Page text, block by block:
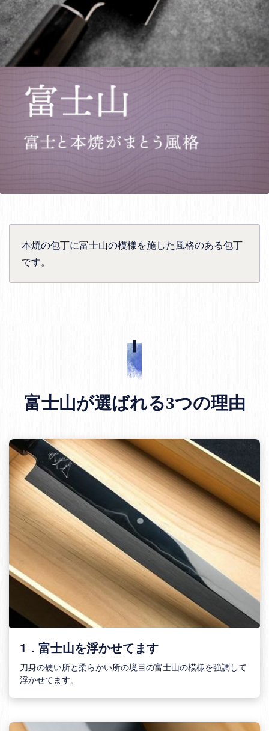
本焼の包丁に富士山の模様を施した風格のある包丁
です。
富士山が選ばれる3つの理由
1．富士山を浮かせてます
刀身の硬い所と柔らかい所の境目の富士山の模様を強調して
浮かせてます。